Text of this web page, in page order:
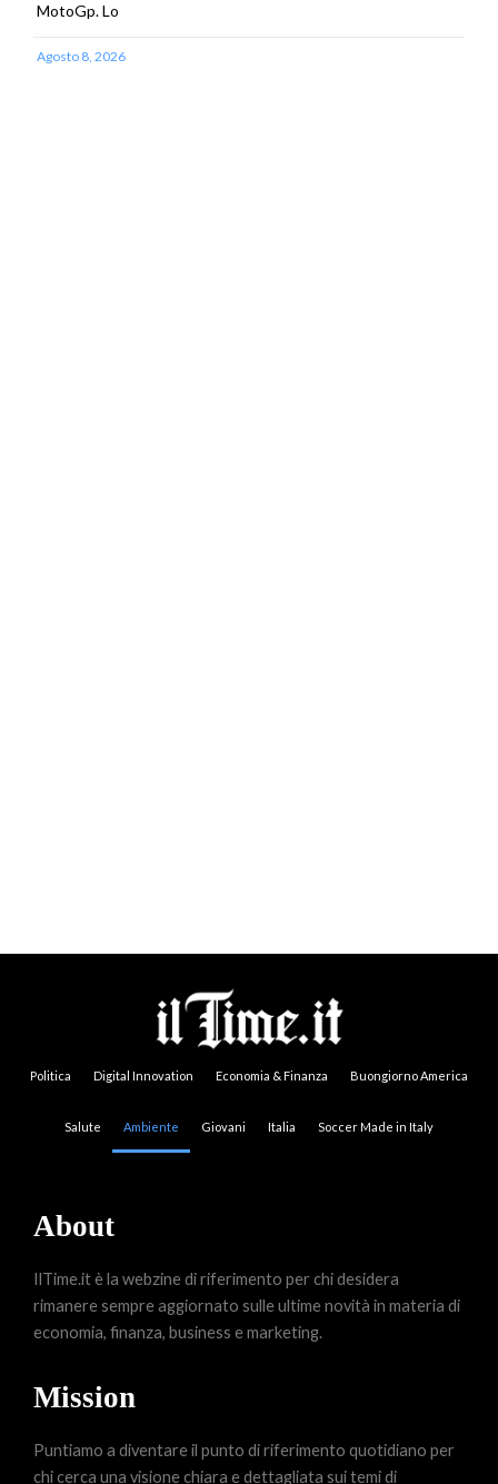
MotoGp. Lo
Agosto 8, 2026
Politica Digital Innovation Economia & Finanza Buongiorno America
Salute Ambiente Giovani Italia Soccer Made in Italy
About
IlTime.it è la webzine di riferimento per chi desidera
rimanere sempre aggiornato sulle ultime novità in materia di
economia, finanza, business e marketing.
Mission
Puntiamo a diventare il punto di riferimento quotidiano per
chi cerca una visione chiara e dettagliata sui temi di